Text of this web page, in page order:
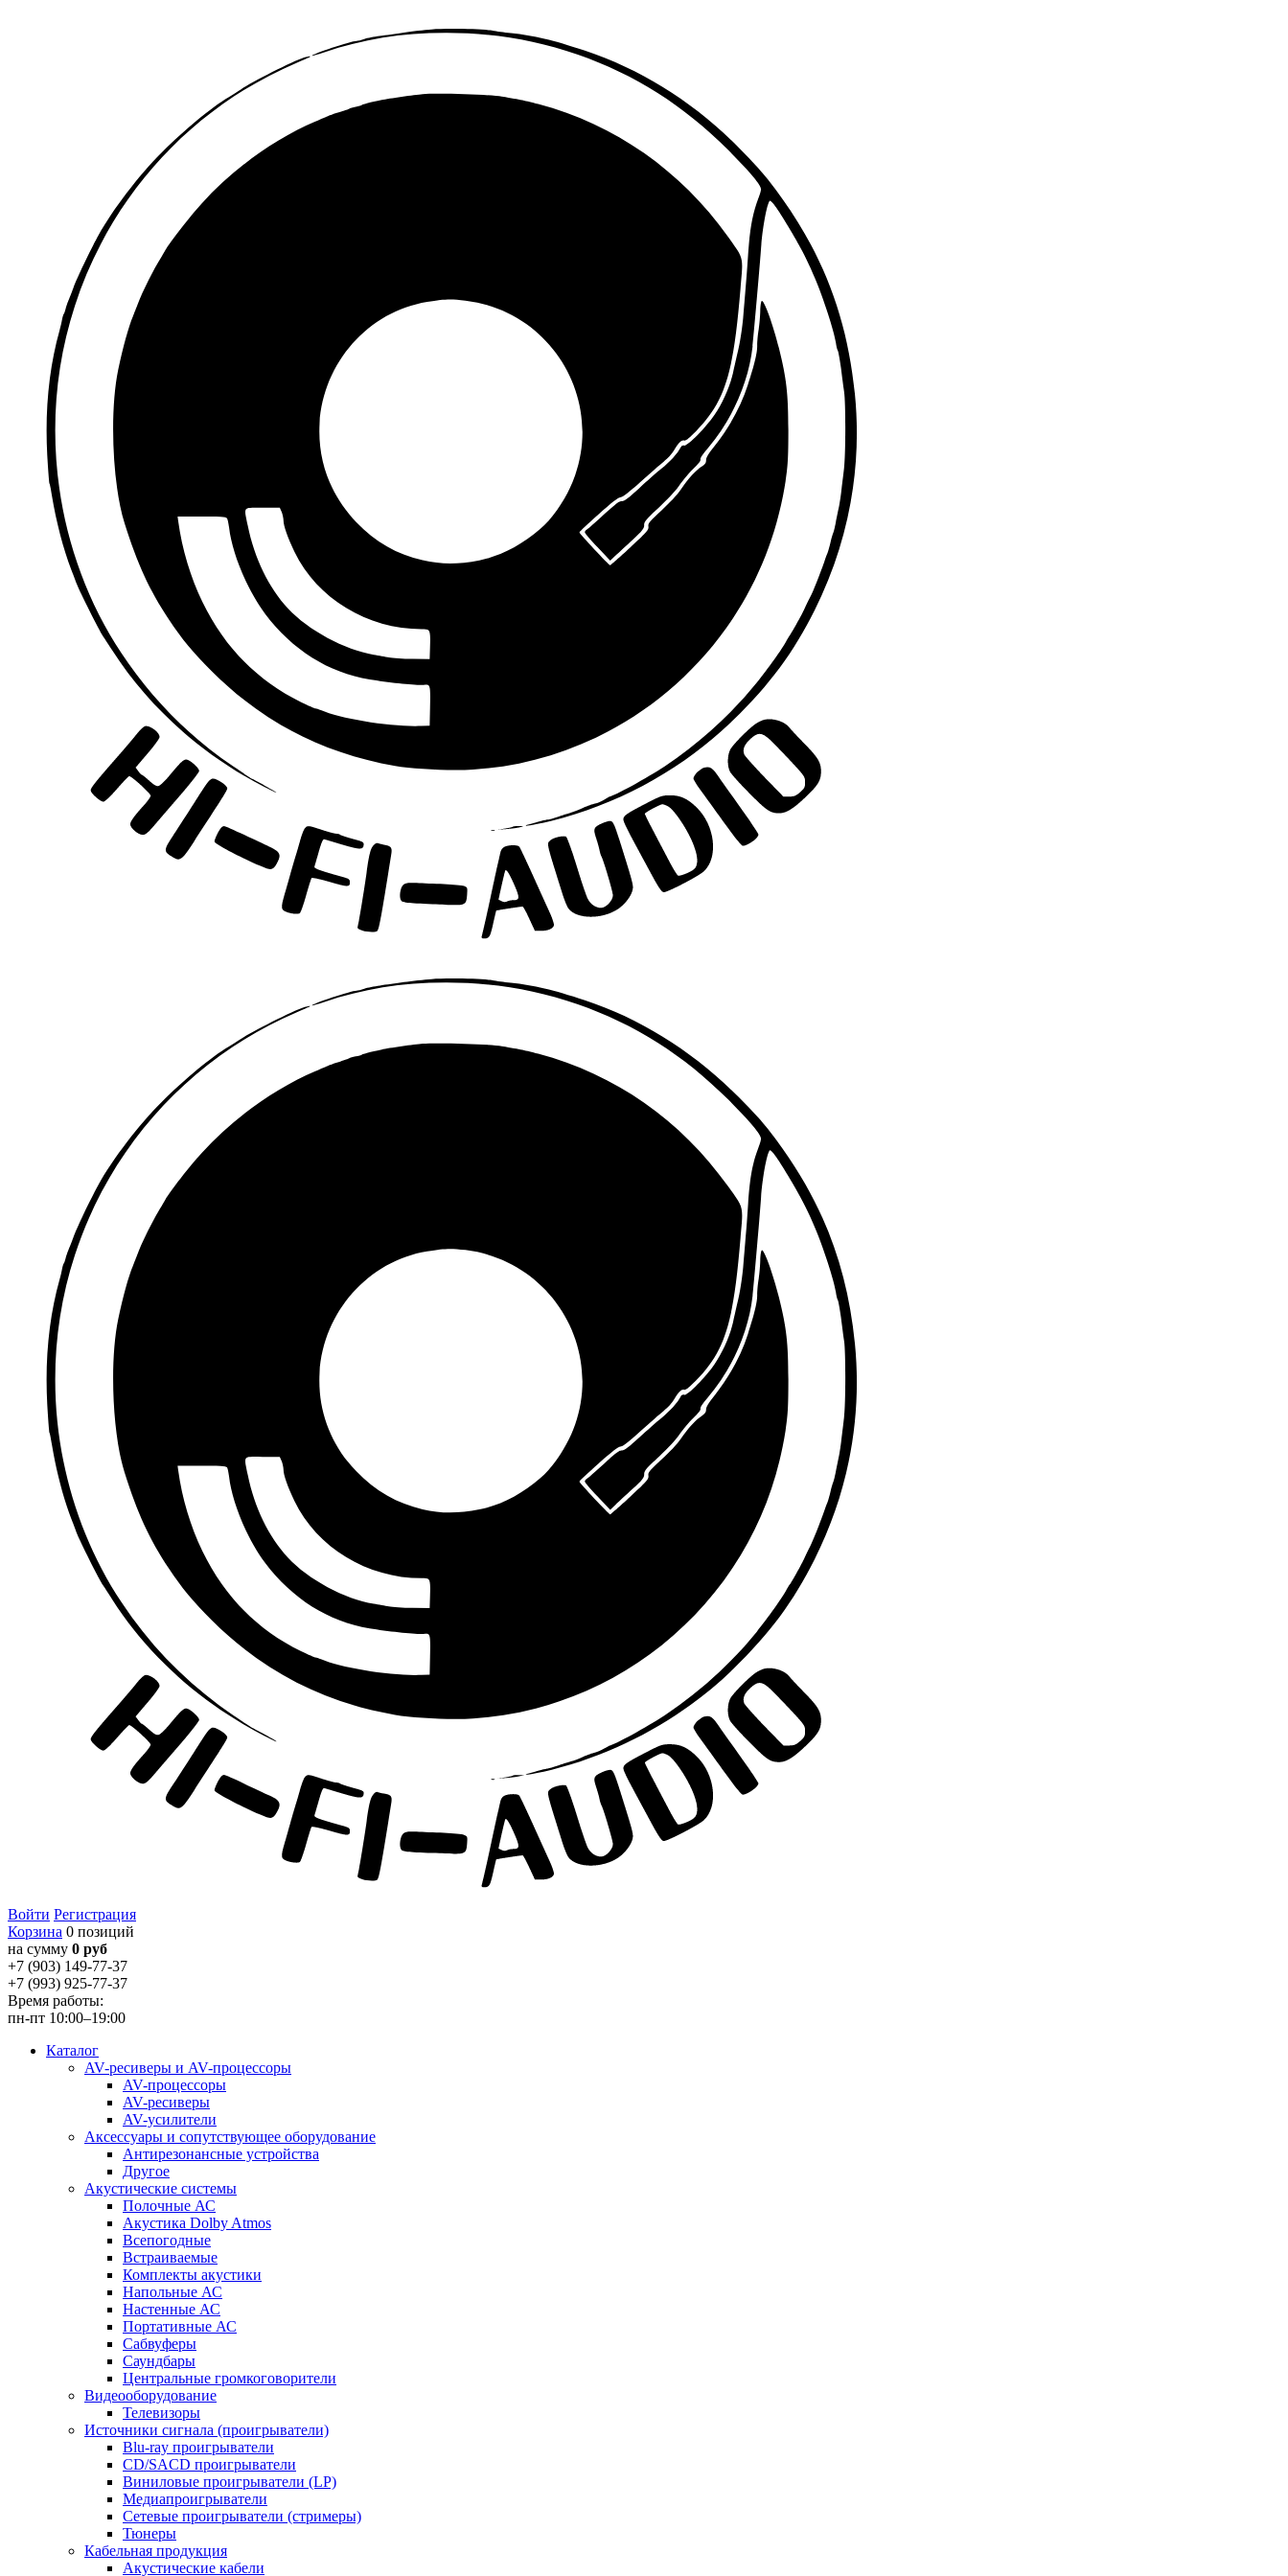
Войти Регистрация
Корзина 0 позиций
на сумму 0 руб
+7 (903) 149-77-37
+7 (993) 925-77-37
Время работы:
пн-пт 10:00–19:00
Каталог
AV-ресиверы и AV-процессоры
AV-процессоры
AV-ресиверы
AV-усилители
Аксессуары и сопутствующее оборудование
Антирезонансные устройства
Другое
Акустические системы
Полочные АС
Акустика Dolby Atmos
Всепогодные
Встраиваемые
Комплекты акустики
Напольные АС
Настенные АС
Портативные АС
Сабвуферы
Саундбары
Центральные громкоговорители
Видеооборудование
Телевизоры
Источники сигнала (проигрыватели)
Blu-ray проигрыватели
CD/SACD проигрыватели
Виниловые проигрыватели (LP)
Медиапроигрыватели
Сетевые проигрыватели (стримеры)
Тюнеры
Кабельная продукция
Акустические кабели